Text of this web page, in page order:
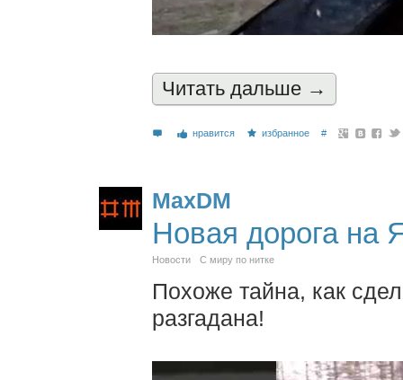
Читать дальшe →
нравится избранное #
MaxDM
Новая дорога на
Новости С миру по нитке
Похоже тайна, как
разгадана!